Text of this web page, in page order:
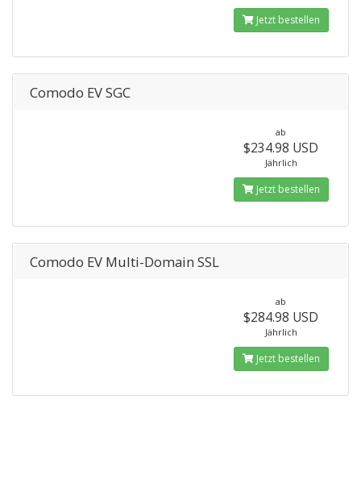
Jetzt bestellen
Comodo EV SGC
ab
$234.98 USD
Jährlich
Jetzt bestellen
Comodo EV Multi-Domain SSL
ab
$284.98 USD
Jährlich
Jetzt bestellen